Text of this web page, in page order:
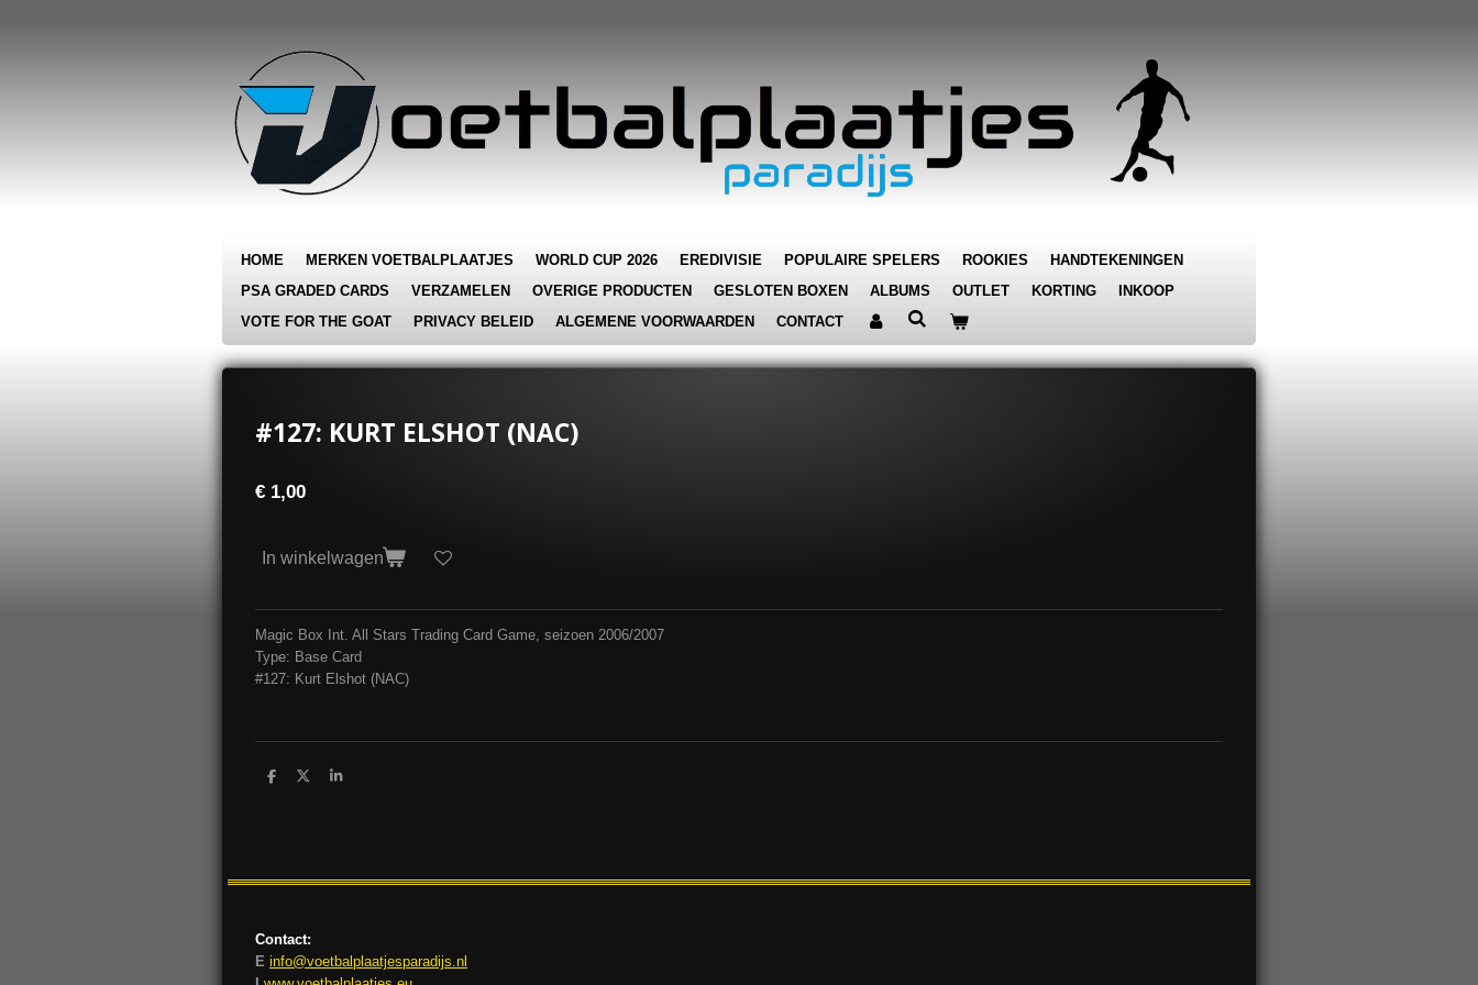
HOME MERKEN VOETBALPLAATJES WORLD CUP 2026 EREDIVISIE POPULAIRE SPELERS ROOKIES
HANDTEKENINGEN
PSA GRADED CARDS
VERZAMELEN OVERIGE PRODUCTEN GESLOTEN BOXEN ALBUMS OUTLET KORTING
INKOOP
VOTE FOR THE GOAT
PRIVACY BELEID ALGEMENE VOORWAARDEN CONTACT
#127: KURT ELSHOT (NAC)
€ 1,00
In winkelwagen
Magic Box Int. All Stars Trading Card Game, seizoen 2006/2007
Type: Base Card
#127: Kurt Elshot (NAC)
D
D
S
Contact:
E info@voetbalplaatjesparadijs.nl